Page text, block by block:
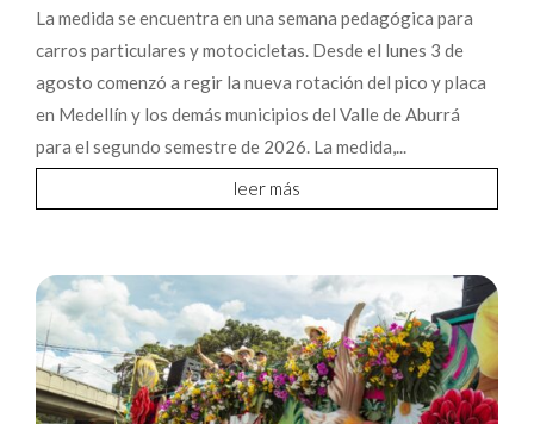
La medida se encuentra en una semana pedagógica para
carros particulares y motocicletas. Desde el lunes 3 de
agosto comenzó a regir la nueva rotación del pico y placa
en Medellín y los demás municipios del Valle de Aburrá
para el segundo semestre de 2026. La medida,...
leer más